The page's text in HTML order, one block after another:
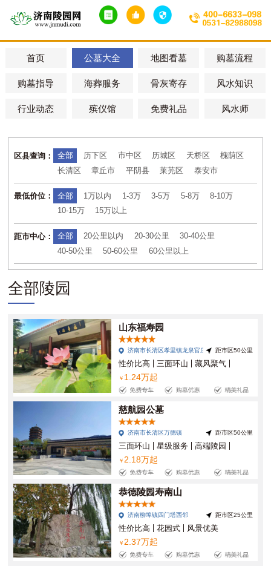
首页 公墓大全 地图看墓 购墓流程
购墓指导 海葬服务 骨灰寄存 风水知识
行业动态 殡仪馆 免费礼品 风水师
区县查询： 全部 历下区 市中区 历城区 天桥区
槐荫区
长清区
章丘市 平阴县 莱芜区 泰安市
最低价位： 全部 1万以内 1-3万 3-5万 5-8万
8-10万
10-15万
15万以上
距市中心： 全部 20公里以内 20-30公里
30-40公里
40-50公里
50-60公里 60公里以上
全部陵园
山东福寿园
济南市长清区孝里镇龙泉官庄南 距市区50公里
性价比高 三面环山
藏风聚气
交通便利
￥ 1.24万起
慈航园公墓
济南市长清区万德镇 距市区50公里
三面环山 星级服务
高端陵园
花园式
山环水抱
风景优美
佛光普照
￥ 2.18万起
恭德陵园寿南山
济南柳埠镇四门塔西邻 距市区25公里
性价比高 花园式 风景优美
￥ 2.37万起